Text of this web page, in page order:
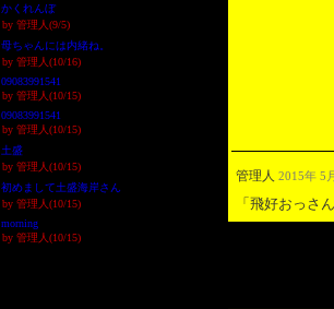
かくれんぼ
by 管理人(9/5)
母ちゃんには内緒ね。
by 管理人(10/16)
09083991541
by 管理人(10/15)
09083991541
by 管理人(10/15)
土盛
by 管理人(10/15)
初めまして土盛海岸さん
by 管理人(10/15)
morning
by 管理人(10/15)
管理人 2015年 5
「飛好おっさ